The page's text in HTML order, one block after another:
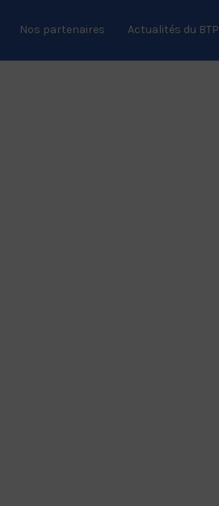
Nos partenaires Actualités du BTP